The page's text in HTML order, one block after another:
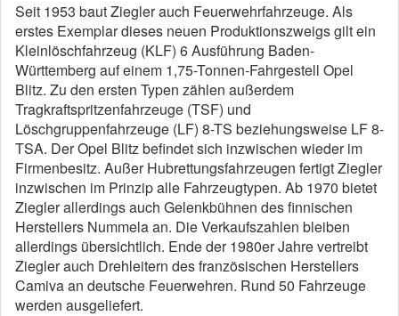
Seit 1953 baut Ziegler auch Feuerwehrfahrzeuge. Als
erstes Exemplar dieses neuen Produktionszweigs gilt ein
Kleinlöschfahrzeug (KLF) 6 Ausführung Baden-
Württemberg auf einem 1,75-Tonnen-Fahrgestell Opel
Blitz. Zu den ersten Typen zählen außerdem
Tragkraftspritzenfahrzeuge (TSF) und
Löschgruppenfahrzeuge (LF) 8-TS beziehungsweise LF 8-
TSA. Der Opel Blitz befindet sich inzwischen wieder im
Firmenbesitz. Außer Hubrettungsfahrzeugen fertigt Ziegler
inzwischen im Prinzip alle Fahrzeugtypen. Ab 1970 bietet
Ziegler allerdings auch Gelenkbühnen des finnischen
Herstellers Nummela an. Die Verkaufszahlen bleiben
allerdings übersichtlich. Ende der 1980er Jahre vertreibt
Ziegler auch Drehleitern des französischen Herstellers
Camiva an deutsche Feuerwehren. Rund 50 Fahrzeuge
werden ausgeliefert.